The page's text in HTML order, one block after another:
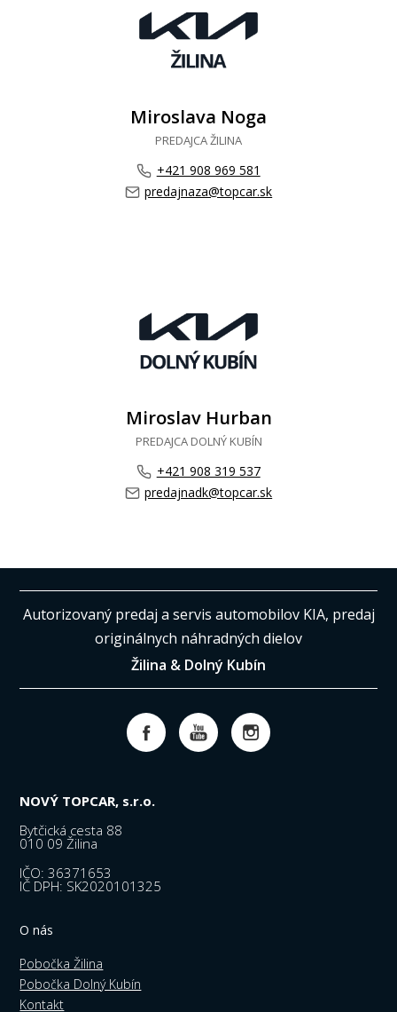
Miroslava Noga
PREDAJCA ŽILINA
+421 908 969 581
predajnaza@topcar.sk
Miroslav Hurban
PREDAJCA DOLNÝ KUBÍN
+421 908 319 537
predajnadk@topcar.sk
Autorizovaný predaj a servis automobilov KIA, predaj
originálnych náhradných dielov
Žilina & Dolný Kubín
NOVÝ TOPCAR, s.r.o.
Bytčická cesta 88
010 09 Žilina
IČO: 36371653
IČ DPH: SK2020101325
O nás
Pobočka Žilina
Pobočka Dolný Kubín
Kontakt